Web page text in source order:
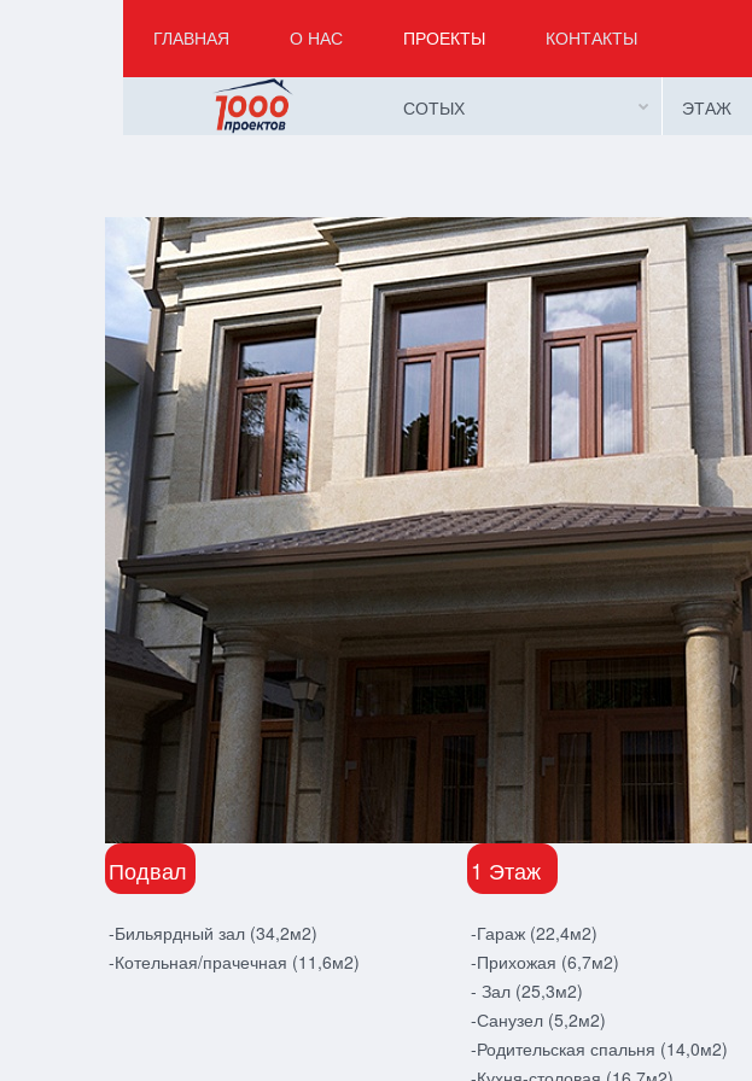
ГЛАВНАЯ О НАС ПРОЕКТЫ КОНТАКТЫ
СОТЫХ ЭТАЖ
Подвал
-Бильярдный зал (34,2м2)
-Котельная/прачечная (11,6м2)
1 Этаж
-Гараж (22,4м2)
-Прихожая (6,7м2)
- Зал (25,3м2)
-Санузел (5,2м2)
-Родительская спальня (14,0м2)